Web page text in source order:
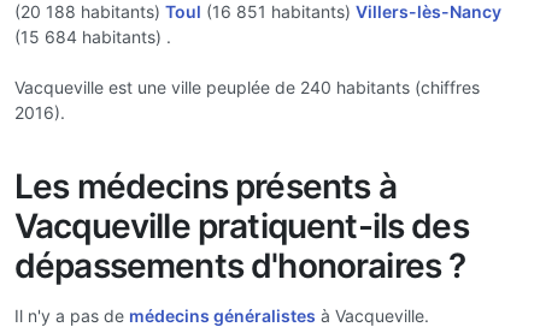
(20 188 habitants) Toul (16 851 habitants) Villers-lès-Nancy
(15 684 habitants) .
Vacqueville est une ville peuplée de 240 habitants (chiffres
2016).
Les médecins présents à
Vacqueville pratiquent-ils des
dépassements d'honoraires ?
Il n'y a pas de médecins généralistes à Vacqueville.